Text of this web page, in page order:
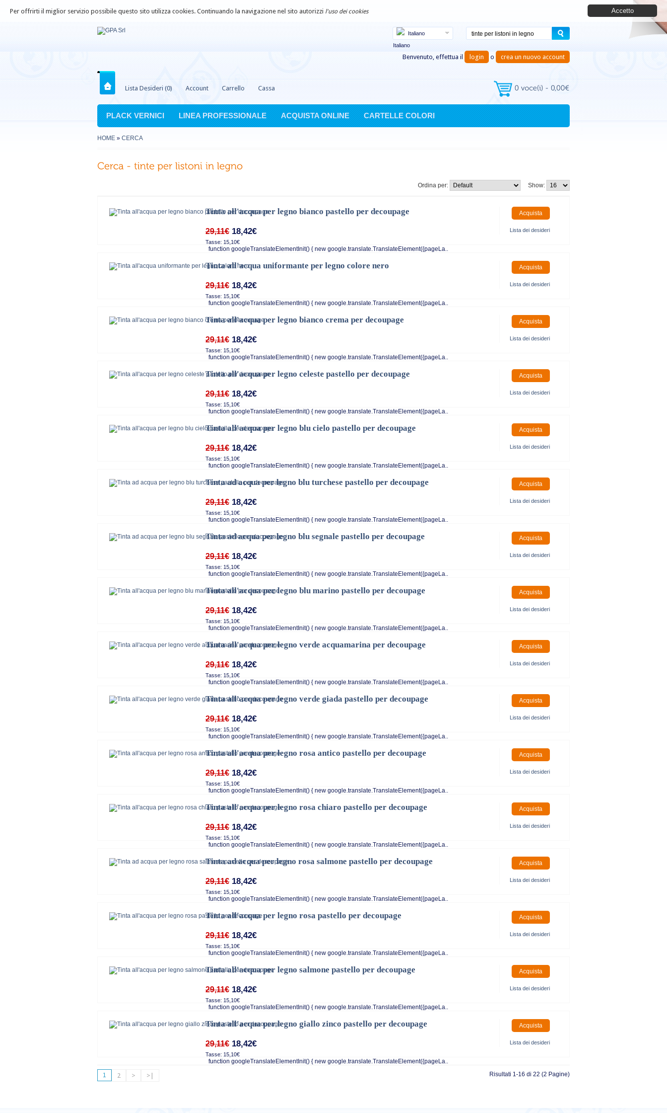
Accetto
Per offrirti il miglior servizio possibile questo sito utilizza cookies. Continuando la navigazione nel sito autorizzi l'uso dei cookies
Italiano
Benvenuto, effettua il login o crea un nuovo account
Lista Desideri (0) Account Carrello Cassa
PLACK VERNICI LINEA PROFESSIONALE ACQUISTA ONLINE CARTELLE COLORI
HOME » CERCA
Show:
Ordina per:
Lista dei desideri
29,11€ 18,42€
Tasse: 15,10€
Tinta all'acqua per legno bianco pastello per decoupage
function googleTranslateElementInit() { new google.translate.TranslateElement({pageLa..
Lista dei desideri
29,11€ 18,42€
Tasse: 15,10€
Tinta all'acqua uniformante per legno colore nero
function googleTranslateElementInit() { new google.translate.TranslateElement({pageLa..
Lista dei desideri
29,11€ 18,42€
Tasse: 15,10€
Tinta all'acqua per legno bianco crema per decoupage
function googleTranslateElementInit() { new google.translate.TranslateElement({pageLa..
Lista dei desideri
29,11€ 18,42€
Tasse: 15,10€
Tinta all'acqua per legno celeste pastello per decoupage
function googleTranslateElementInit() { new google.translate.TranslateElement({pageLa..
Lista dei desideri
29,11€ 18,42€
Tasse: 15,10€
Tinta all'acqua per legno blu cielo pastello per decoupage
function googleTranslateElementInit() { new google.translate.TranslateElement({pageLa..
Lista dei desideri
29,11€ 18,42€
Tasse: 15,10€
Tinta ad acqua per legno blu turchese pastello per decoupage
function googleTranslateElementInit() { new google.translate.TranslateElement({pageLa..
Lista dei desideri
29,11€ 18,42€
Tasse: 15,10€
Tinta ad acqua per legno blu segnale pastello per decoupage
function googleTranslateElementInit() { new google.translate.TranslateElement({pageLa..
Lista dei desideri
29,11€ 18,42€
Tasse: 15,10€
Tinta all'acqua per legno blu marino pastello per decoupage
function googleTranslateElementInit() { new google.translate.TranslateElement({pageLa..
Lista dei desideri
29,11€ 18,42€
Tasse: 15,10€
Tinta all'acqua per legno verde acquamarina per decoupage
function googleTranslateElementInit() { new google.translate.TranslateElement({pageLa..
Lista dei desideri
29,11€ 18,42€
Tasse: 15,10€
Tinta all'acqua per legno verde giada pastello per decoupage
function googleTranslateElementInit() { new google.translate.TranslateElement({pageLa..
Lista dei desideri
29,11€ 18,42€
Tasse: 15,10€
Tinta all'acqua per legno rosa antico pastello per decoupage
function googleTranslateElementInit() { new google.translate.TranslateElement({pageLa..
Lista dei desideri
29,11€ 18,42€
Tasse: 15,10€
Tinta all'acqua per legno rosa chiaro pastello per decoupage
function googleTranslateElementInit() { new google.translate.TranslateElement({pageLa..
Lista dei desideri
29,11€ 18,42€
Tasse: 15,10€
Tinta ad acqua per legno rosa salmone pastello per decoupage
function googleTranslateElementInit() { new google.translate.TranslateElement({pageLa..
Lista dei desideri
29,11€ 18,42€
Tasse: 15,10€
Tinta all'acqua per legno rosa pastello per decoupage
function googleTranslateElementInit() { new google.translate.TranslateElement({pageLa..
Lista dei desideri
29,11€ 18,42€
Tasse: 15,10€
Tinta all'acqua per legno salmone pastello per decoupage
function googleTranslateElementInit() { new google.translate.TranslateElement({pageLa..
Lista dei desideri
29,11€ 18,42€
Tasse: 15,10€
Tinta all'acqua per legno giallo zinco pastello per decoupage
function googleTranslateElementInit() { new google.translate.TranslateElement({pageLa..
1
2 > >| Risultati 1-16 di 22 (2 Pagine)